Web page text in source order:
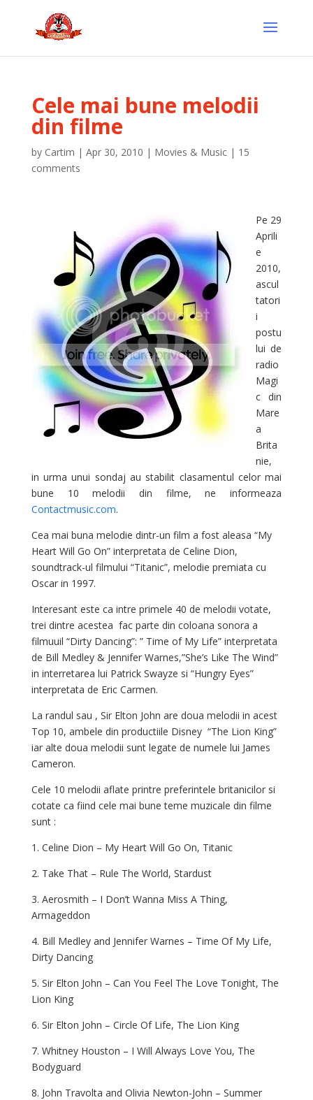
Cele mai bune melodii
din filme
by Cartim | Apr 30, 2010 | Movies & Music| 15
comments
Pe 29
Aprili
e
2010,
ascul
tatori
i
postu
lui de
radio
Magi
c din
Mare
a
Brita
nie,
in urma unui sondaj au stabilit clasamentul celor mai
bune 10 melodii din filme, ne informeaza
Contactmusic.com.
Cea mai buna melodie dintr-un film a fost aleasa “My
Heart Will Go On” interpretata de Celine Dion,
soundtrack-ul filmului “Titanic”, melodie premiata cu
Oscar in 1997.
Interesant este ca intre primele 40 de melodii votate,
trei dintre acestea fac parte din coloana sonora a
filmuuil “Dirty Dancing”: ” Time of My Life” interpretata
de Bill Medley & Jennifer Warnes,”She’s Like The Wind”
in interretarea lui Patrick Swayze si “Hungry Eyes”
interpretata de Eric Carmen.
La randul sau , Sir Elton John are doua melodii in acest
Top 10, ambele din productiile Disney “The Lion King”
iar alte doua melodii sunt legate de numele lui James
Cameron.
Cele 10 melodii aflate printre preferintele britanicilor si
cotate ca fiind cele mai bune teme muzicale din filme
sunt :
1. Celine Dion – My Heart Will Go On, Titanic
2. Take That – Rule The World, Stardust
3. Aerosmith – I Don’t Wanna Miss A Thing,
Armageddon
4. Bill Medley and Jennifer Warnes – Time Of My Life,
Dirty Dancing
5. Sir Elton John – Can You Feel The Love Tonight, The
Lion King
6. Sir Elton John – Circle Of Life, The Lion King
7. Whitney Houston – I Will Always Love You, The
Bodyguard
8. John Travolta and Olivia Newton-John – Summer